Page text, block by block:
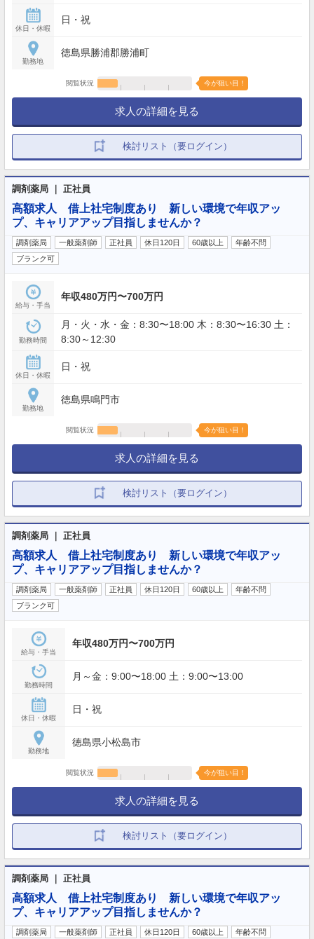
休日・休暇
日・祝
勤務地
徳島県勝浦郡勝浦町
閲覧状況 今が狙い目！
求人の詳細を見る
検討リスト（要ログイン）
調剤薬局 ｜ 正社員
高額求人 借上社宅制度あり 新しい環境で年収アッ
プ、キャリアアップ目指しませんか？
調剤薬局 一般薬剤師 正社員 休日120日 60歳以上
年齢不問
ブランク可
給与・手当
年収480万円〜700万円
勤務時間
月・火・水・金：8:30〜18:00 木：8:30〜16:30 土：
8:30～12:30
休日・休暇
日・祝
勤務地
徳島県鳴門市
閲覧状況 今が狙い目！
求人の詳細を見る
検討リスト（要ログイン）
調剤薬局 ｜ 正社員
高額求人 借上社宅制度あり 新しい環境で年収アッ
プ、キャリアアップ目指しませんか？
調剤薬局 一般薬剤師 正社員 休日120日 60歳以上
年齢不問
ブランク可
給与・手当
年収480万円〜700万円
勤務時間
月～金：9:00〜18:00 土：9:00〜13:00
休日・休暇
日・祝
勤務地
徳島県小松島市
閲覧状況 今が狙い目！
求人の詳細を見る
検討リスト（要ログイン）
調剤薬局 ｜ 正社員
高額求人 借上社宅制度あり 新しい環境で年収アッ
プ、キャリアアップ目指しませんか？
調剤薬局 一般薬剤師 正社員 休日120日 60歳以上 年齢不問